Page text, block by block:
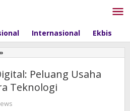
Internasional Ekbis
»
Digital:
Peluang
Usaha
Peluang Usaha
Teknologi